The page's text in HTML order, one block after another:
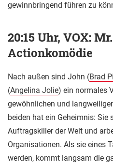
gewinnbringend führen zu
20:15 Uhr, VOX:
Actionkomödie
Nach außen sind John (Brad
(Angelina Jolie) ein normales
gewöhnlichen und
beiden hat ein Geheimnis: Sie
Auftragskiller der Welt und
Organisationen. Als sie eines
werden, kommt langsam die